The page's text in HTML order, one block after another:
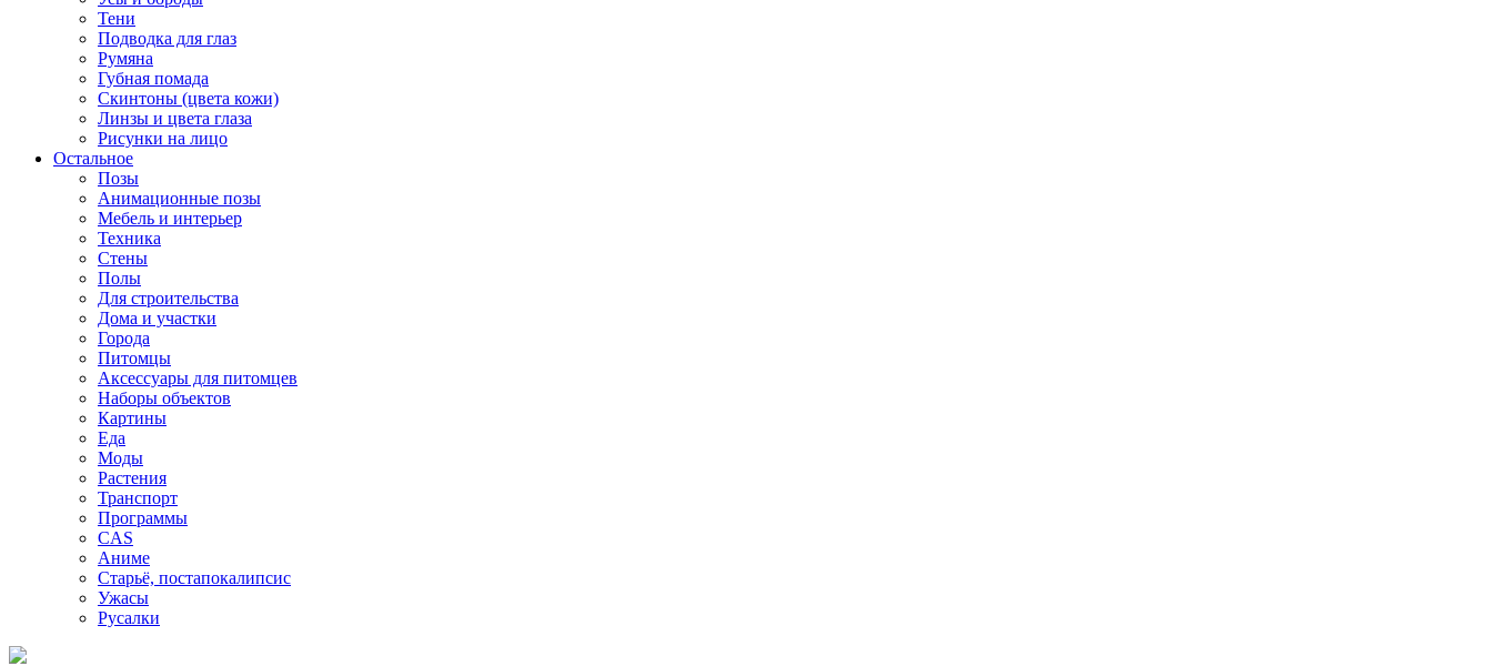
Тени
Подводка для глаз
Румяна
Губная помада
Скинтоны (цвета кожи)
Линзы и цвета глаза
Рисунки на лицо
Остальное
Позы
Анимационные позы
Мебель и интерьер
Техника
Стены
Полы
Для строительства
Дома и участки
Города
Питомцы
Аксессуары для питомцев
Наборы объектов
Картины
Еда
Моды
Растения
Транспорт
Программы
CAS
Аниме
Старьё, постапокалипсис
Ужасы
Русалки